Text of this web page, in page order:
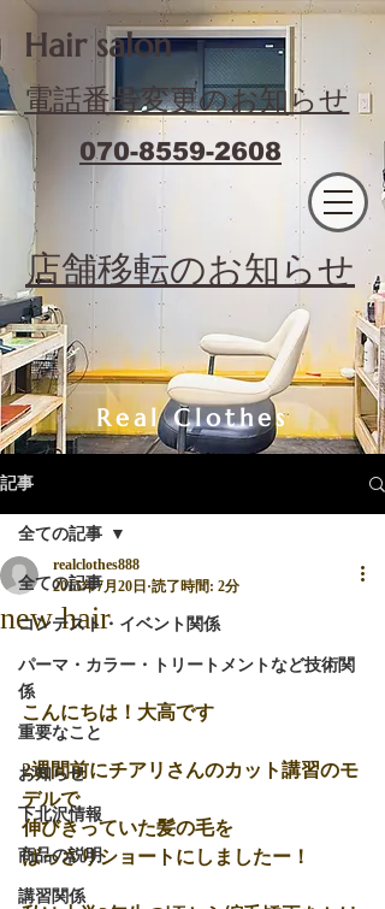
​Hair salon
電話番号変更のお知らせ
070-8559-2608
​店舗移転のお知らせ
Real Clothes
記事
全ての記事
コンテスト・イベント関係
パーマ・カラー・トリートメントなど技術関
係
重要なこと
お知らせ
下北沢情報
商品の説明
講習関係
全ての記事
new hair
realclothes888
2015年7月20日 読了時間: 2分
こんにちは！大高です
2週間前にチアリさんのカット講習のモ
デルで
伸びきっていた髪の毛を
ばっさりショートにしましたー！